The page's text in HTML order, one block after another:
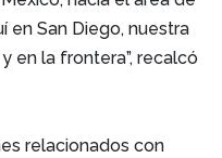
en San Diego, nuestra
en la frontera”, recalcó
relacionados con